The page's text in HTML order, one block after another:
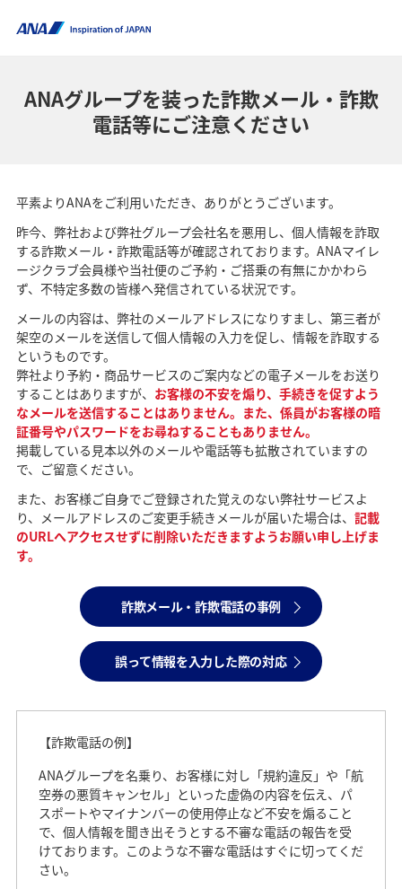
ANAグループを装った詐欺メール・詐欺
電話等にご注意ください
平素よりANAをご利用いただき、ありがとうございます。
昨今、弊社および弊社グループ会社名を悪用し、個人情報を詐取
する詐欺メール・詐欺電話等が確認されております。ANAマイレ
ージクラブ会員様や当社便のご予約・ご搭乗の有無にかかわら
ず、不特定多数の皆様へ発信されている状況です。
メールの内容は、弊社のメールアドレスになりすまし、第三者が
架空のメールを送信して個人情報の入力を促し、情報を詐取する
というものです。
弊社より予約・商品サービスのご案内などの電子メールをお送り
することはありますが、 お客様の不安を煽り、手続きを促すよう
なメールを送信することはありません。また、係員がお客様の暗
証番号やパスワードをお尋ねすることもありません。
掲載している見本以外のメールや電話等も拡散されていますの
で、ご留意ください。
また、お客様ご自身でご登録された覚えのない弊社サービスよ
り、メールアドレスのご変更手続きメールが届いた場合は、 記載
のURLへアクセスせずに削除いただきますようお願い申し上げま
す。
詐欺メール・詐欺電話の事例
誤って情報を入力した際の対応
【詐欺電話の例】
ANAグループを名乗り、お客様に対し「規約違反」や「航
空券の悪質キャンセル」といった虚偽の内容を伝え、パ
スポートやマイナンバーの使用停止など不安を煽ること
で、個人情報を聞き出そうとする不審な電話の報告を受
けております。このような不審な電話はすぐに切ってくだ
さい。